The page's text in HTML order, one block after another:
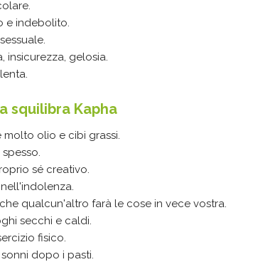
e indebolito.
insicurezza, gelosia.
squilibra Kapha
molto olio e cibi grassi.
sé creativo.
qualcun'altro farà le cose in vece vostra.
secchi e caldi.
fisico.
dopo i pasti.